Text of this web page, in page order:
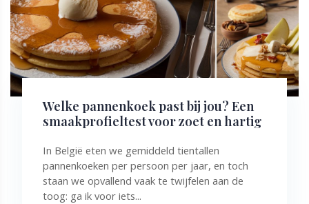
Welke pannenkoek past bij jou? Een
smaakprofieltest voor zoet en hartig
In België eten we gemiddeld tientallen
pannenkoeken per persoon per jaar, en toch
staan we opvallend vaak te twijfelen aan de
toog: ga ik voor iets...